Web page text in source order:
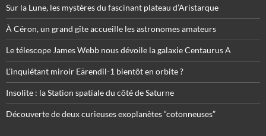
Sur la Lune, les mystères du fascinant plateau d’Aristarque
À Céron, un grand gîte accueille les astronomes amateurs
Le télescope James Webb nous dévoile la galaxie Centaurus A
L’inquiétant miroir Eärendil-1 bientôt en orbite ?
Insolite : la Station spatiale du côté de Saturne
Découverte de deux curieuses exoplanètes “cotonneuses”